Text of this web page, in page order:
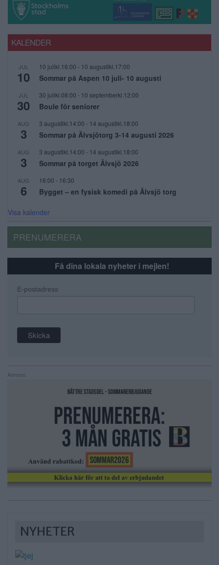
KALENDER
JUL
10
10 julikl.16:00 - 10 augustikl.17:00
Sommar på Aspen 10 juli- 10 augusti
JUL
30
30 julikl.08:00 - 10 septemberkl.12:00
Boule för seniorer
AUG
3
3 augustikl.14:00 - 14 augustikl.18:00
Sommar på Älvsjötorg 3-14 augusti 2026
AUG
3
3 augustikl.14:00 - 14 augustikl.18:00
Sommar på torget Älvsjö 2026
AUG
6
16:00 - 16:30
Bygget – en fysisk komedi på Älvsjö torg
Visa kalender
PRENUMERERA
Få dina lokala nyheter i mejlen!
E-postadress
Annons:
NYHETER